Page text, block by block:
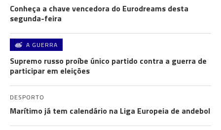
Conheça a chave vencedora do Eurodreams desta
segunda-feira
A GUERRA
Supremo russo proíbe único partido contra a guerra de
participar em eleições
DESPORTO
Marítimo já tem calendário na Liga Europeia de andebol